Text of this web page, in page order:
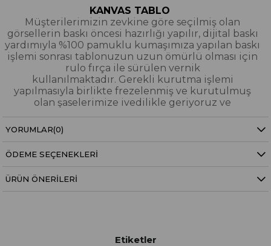
KANVAS TABLO
Müşterilerimizin zevkine göre seçilmiş olan
görsellerin baskı öncesi hazırlığı yapılır, dijital baskı
yardımıyla %100 pamuklu kumaşımıza yapılan baskı
işlemi sonrası tablonuzun uzun ömürlü olması için
rulo fırça ile sürülen vernik
kullanılmaktadır. Gerekli kurutma işlemi
yapılmasıyla birlikte frezelenmiş ve kurutulmuş
olan şaselerimize ivedilikle geriyoruz ve
paketleyerek tarafınıza gönderiyoruz.
YAĞLI BOYA & SİM DOKULU TABLO
dijital baskı alınıp hazırlanarak üzerine spatula
eşliğinde boya dokunuşları / sim işlemeleri kısmi
YORUMLAR(0)
ÖDEME SEÇENEKLERI
ÜRÜN ÖNERILERI
Etiketler